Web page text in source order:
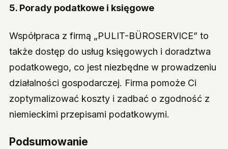
5. Porady podatkowe i księgowe
Współpraca z firmą „PULIT-BÜROSERVICE” to
także dostęp do usług księgowych i doradztwa
podatkowego, co jest niezbędne w prowadzeniu
działalności gospodarczej. Firma pomoże Ci
zoptymalizować koszty i zadbać o zgodność z
niemieckimi przepisami podatkowymi.
Podsumowanie